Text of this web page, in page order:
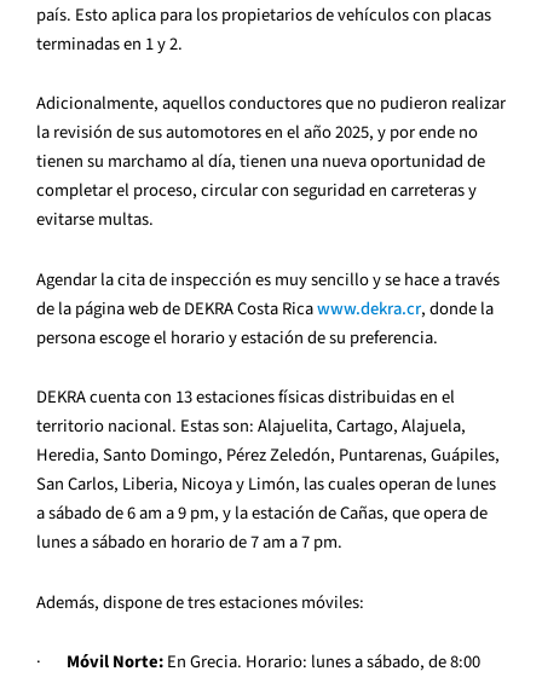
país. Esto aplica para los propietarios de vehículos con placas
terminadas en 1 y 2.
Adicionalmente, aquellos conductores que no pudieron realizar
la revisión de sus automotores en el año 2025, y por ende no
tienen su marchamo al día, tienen una nueva oportunidad de
completar el proceso, circular con seguridad en carreteras y
evitarse multas.
Agendar la cita de inspección es muy sencillo y se hace a través
de la página web de DEKRA Costa Ricawww.dekra.cr, donde la
persona escoge el horario y estación de su preferencia.
DEKRA cuenta con 13 estaciones físicas distribuidas en el
territorio nacional. Estas son: Alajuelita, Cartago, Alajuela,
Heredia, Santo Domingo, Pérez Zeledón, Puntarenas, Guápiles,
San Carlos, Liberia, Nicoya y Limón, las cuales operan de lunes
a sábado de 6 am a 9 pm, y la estación de Cañas, que opera de
lunes a sábado en horario de 7 am a 7 pm.
Además, dispone de tres estaciones móviles:
· Móvil Norte:En Grecia. Horario: lunes a sábado, de 8:00